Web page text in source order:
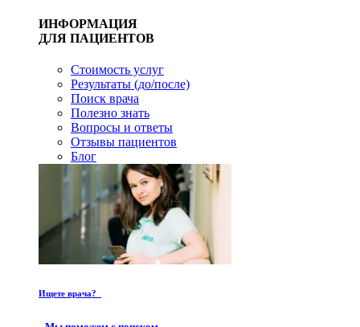
ИНФОРМАЦИЯ
ДЛЯ ПАЦИЕНТОВ
Стоимость услуг
Результаты (до/после)
Поиск врача
Полезно знать
Вопросы и ответы
Отзывы пациентов
Блог
Ищете врача?